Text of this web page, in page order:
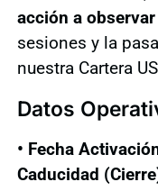
acción a
sesiones y la
nuestra Cartera
Datos
• Fecha
Caducidad